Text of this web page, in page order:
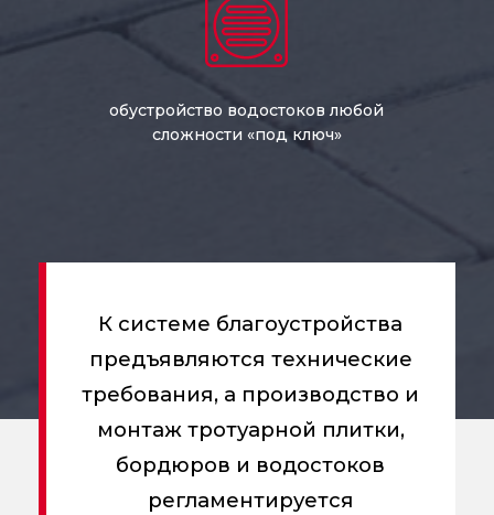
обустройство водостоков любой
сложности «под ключ»
К системе благоустройства
предъявляются технические
требования, а производство и
монтаж тротуарной плитки,
бордюров и водостоков
регламентируется